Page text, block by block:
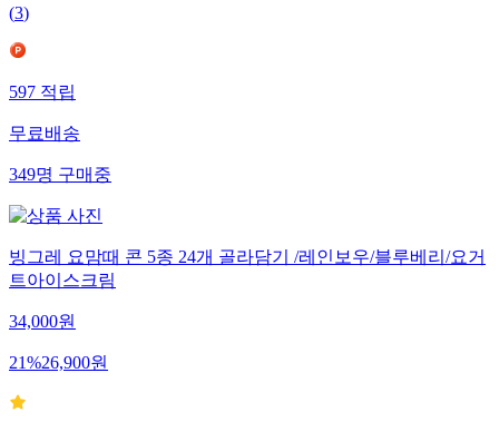
(3)
597적립
무료배송
349명구매중
빙그레 요맘때 콘 5종 24개 골라담기 /레인보우/블루베리/요거
트아이스크림
34,000원
21%26,900원